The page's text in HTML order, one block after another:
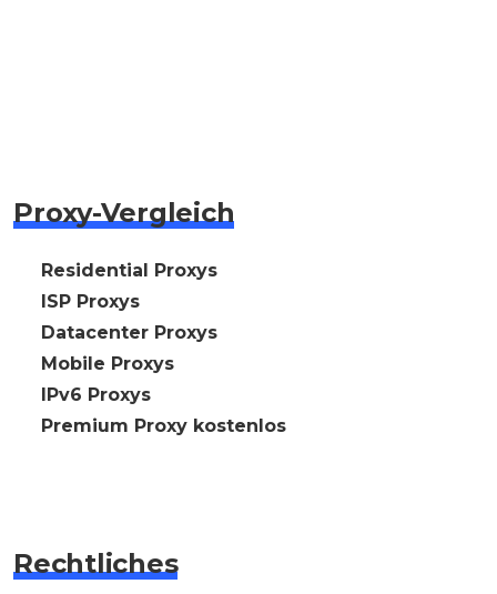
Proxy-Vergleich
🇩🇪 Residential Proxys
🇩🇪 ISP Proxys
🇩🇪 Datacenter Proxys
🇩🇪 Mobile Proxys
🇩🇪 IPv6 Proxys
⭐ Premium Proxy kostenlos
Rechtliches